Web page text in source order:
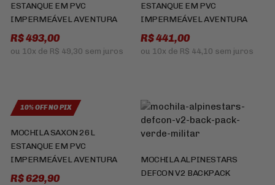
ESTANQUE EM PVC
IMPERMEÁVEL AVENTURA
R$ 493,00
ou 10x de R$ 49,30 sem juros
ESTANQUE EM PVC
IMPERMEÁVEL AVENTURA
R$ 441,00
ou 10x de R$ 44,10 sem juros
10% OFF NO PIX
MOCHILA SAXON 26L
ESTANQUE EM PVC
IMPERMEÁVEL AVENTURA
R$ 629,90
MOCHILA ALPINESTARS
DEFCON V2 BACKPACK